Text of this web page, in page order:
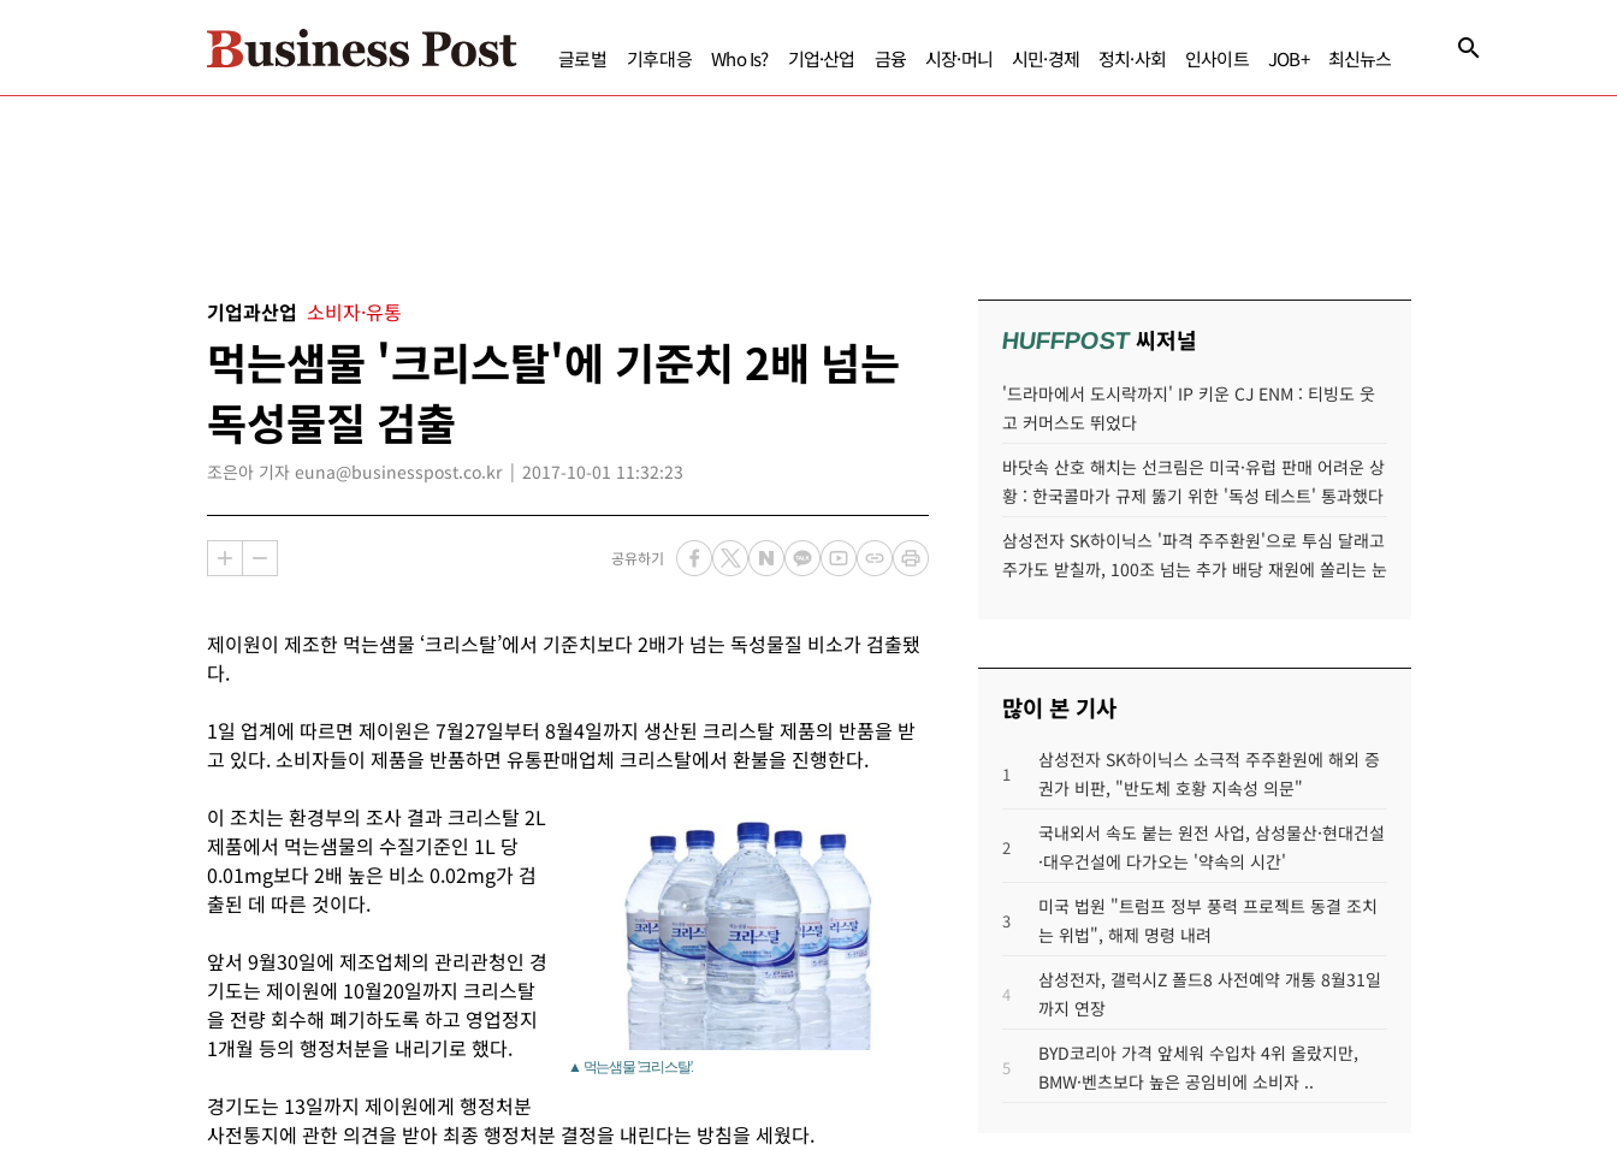
글로벌 기후대응 Who Is? 기업·산업 금융 시장·머니 시민·경제 정치·사회 인사이트 JOB+ 최신뉴스
기업과산업 소비자·유통
먹는샘물 '크리스탈'에 기준치 2배 넘는
독성물질 검출
조은아 기자 euna@businesspost.co.kr 2017-10-01 11:32:23
공유하기
제이원이 제조한 먹는샘물 ‘크리스탈’에서 기준치보다 2배가 넘는 독성물질 비소가 검출됐
다.
1일 업계에 따르면 제이원은 7월27일부터 8월4일까지 생산된 크리스탈 제품의 반품을 받
고 있다. 소비자들이 제품을 반품하면 유통판매업체 크리스탈에서 환불을 진행한다.
▲ 먹는샘물 '크리스탈'.
이 조치는 환경부의 조사 결과 크리스탈 2L
제품에서 먹는샘물의 수질기준인 1L 당
0.01mg보다 2배 높은 비소 0.02mg가 검
출된 데 따른 것이다.
앞서 9월30일에 제조업체의 관리관청인 경
기도는 제이원에 10월20일까지 크리스탈
을 전량 회수해 폐기하도록 하고 영업정지
1개월 등의 행정처분을 내리기로 했다.
경기도는 13일까지 제이원에게 행정처분
사전통지에 관한 의견을 받아 최종 행정처분 결정을 내린다는 방침을 세웠다.
HUFFPOST씨저널
'드라마에서 도시락까지' IP 키운 CJ ENM : 티빙도 웃
고 커머스도 뛰었다
바닷속 산호 해치는 선크림은 미국·유럽 판매 어려운 상
황 : 한국콜마가 규제 뚫기 위한 '독성 테스트' 통과했다
삼성전자 SK하이닉스 '파격 주주환원'으로 투심 달래고
주가도 받칠까, 100조 넘는 추가 배당 재원에 쏠리는 눈
많이 본 기사
1
삼성전자 SK하이닉스 소극적 주주환원에 해외 증
권가 비판, "반도체 호황 지속성 의문"
2
국내외서 속도 붙는 원전 사업, 삼성물산·현대건설
·대우건설에 다가오는 '약속의 시간'
3
미국 법원 "트럼프 정부 풍력 프로젝트 동결 조치
는 위법", 해제 명령 내려
4
삼성전자, 갤럭시Z 폴드8 사전예약 개통 8월31일
까지 연장
5
BYD코리아 가격 앞세워 수입차 4위 올랐지만,
BMW·벤츠보다 높은 공임비에 소비자 ..